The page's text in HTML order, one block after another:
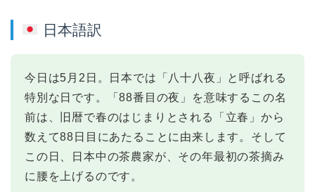
日本語訳
今日は5月2日。日本では「八十八夜」と呼ばれる
特別な日です。「88番目の夜」を意味するこの名
前は、旧暦で春のはじまりとされる「立春」から
数えて88日目にあたることに由来します。そして
この日、日本中の茶農家が、その年最初の茶摘み
に腰を上げるのです。